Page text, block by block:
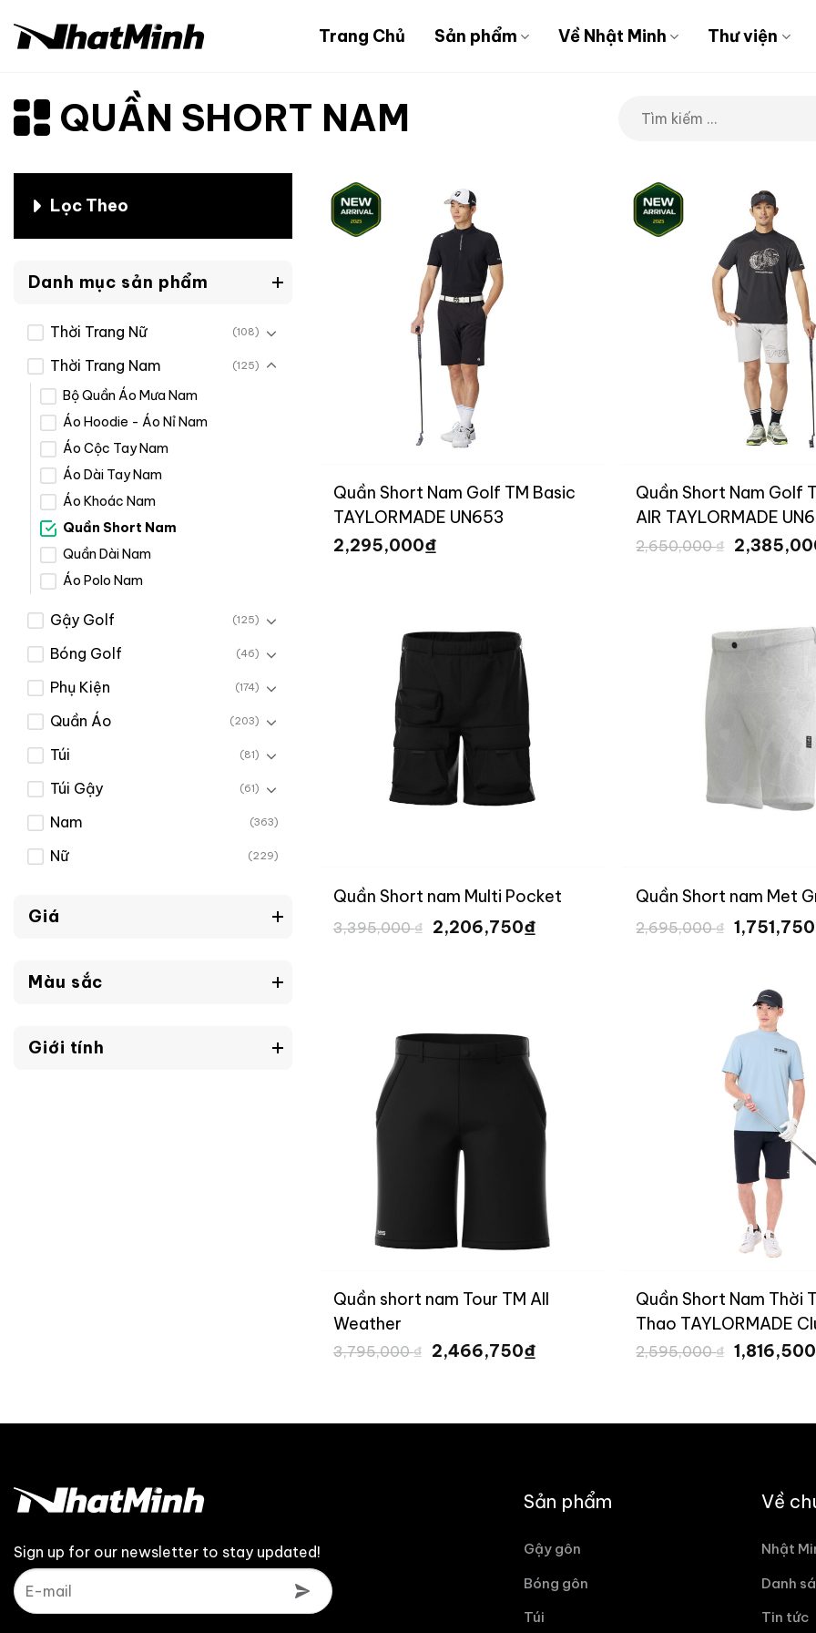
đến
Trang Chủ Sản phẩm Về Nhật Minh Thư viện
QUẦN SHORT NAM
Lọc Theo
Danh mục sản phẩm
Thời Trang Nữ (108)
Thời Trang Nam (125)
Bộ Quần Áo Mưa Nam
Áo Hoodie - Áo Nỉ Nam
Áo Cộc Tay Nam
Áo Dài Tay Nam
Áo Khoác Nam
Quần Short Nam
Quần Dài Nam
Áo Polo Nam
Gậy Golf (125)
Bóng Golf (46)
Phụ Kiện (174)
Quần Áo (203)
Túi (81)
Túi Gậy (61)
Nam (363)
Nữ (229)
Giá
Màu sắc
Giới tính
Quần Short Nam Golf TM Basic
TAYLORMADE UN653
2,295,000₫
Quần Short Nam Golf
AIR TAYLORMADE
2,650,000₫ Giá
gốc
Quần Short nam Multi Pocket
3,395,000₫ Giá
gốc
2,206,750₫
Quần Short nam Met
2,695,000₫ Giá
gốc
Quần short nam Tour TM All
Weather
3,795,000₫ Giá
gốc
2,466,750₫
Quần Short Nam Thời
Thao TAYLORMADE
TL438
2,595,000₫ Giá
gốc
Sign up for our newsletter to stay updated!
Sản phẩm
Gậy gôn
Bóng gôn
Túi
Về
Nhật
Danh
Tin tức